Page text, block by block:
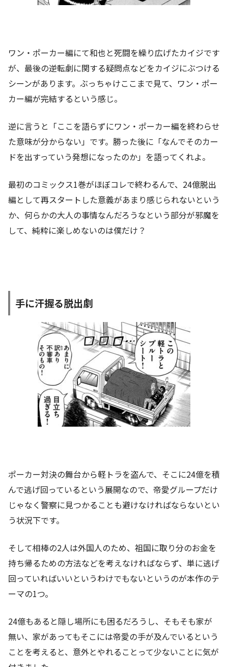
ワン・ポーカー編にて和也と死闘を繰り広げたカイジです
が、最後の逆転劇に関する疑問点などをカイジにぶつける
シーンがあります。ぶっちゃけここまで見て、ワン・ポー
カー編が完結するという感じ。
逆に言うと「ここを語らずにワン・ポーカー編を終わらせ
た意味が分からない」です。勝った後に「なんでそのカー
ドを出すっていう発想になったのか」を語ってくれよ。
最初のコミックス1巻がほぼコレで終わるんで、24億脱出
編として再スタートした意義があまり感じられないという
か、何らかの大人の事情なんだろうなという部分が邪魔を
して、純粋に楽しめないのは僕だけ？
手に汗握る脱出劇
ポーカー対決の舞台から軽トラを盗んで、そこに24億を積
んで逃げ回っているという展開なので、帝愛グループだけ
じゃなく警察に見つかることも避けなければならないとい
う状況下です。
そして相棒の2人は外国人のため、祖国に取り分のお金を
持ち帰るための方法などを考えなければならず、単に逃げ
回っていればいいというわけでもないというのが本作のテ
ーマの1つ。
24億もあると隠し場所にも困るだろうし、そもそも家が
無い、家があってもそこには帝愛の手が及んでいるという
ことを考えると、意外とやれることって少ないことに気が